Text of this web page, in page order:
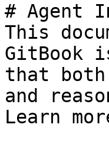
# Agent
This
GitBook
that both
and
Learn